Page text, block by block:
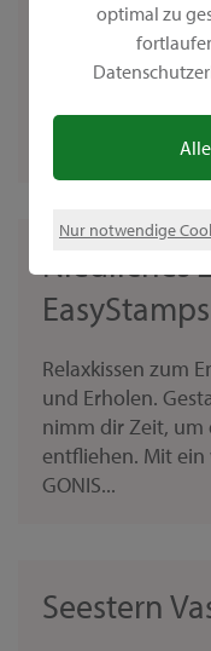
optimal zu
Nur notwendige
Dekorative Uhr
und du sehnst
bietet dir eine
in dein Zuhause
Niedliches
EasyStamps
Relaxkissen zum
und Erholen.
nimm dir Zeit, um
entfliehen. Mit
GONIS...
Seestern